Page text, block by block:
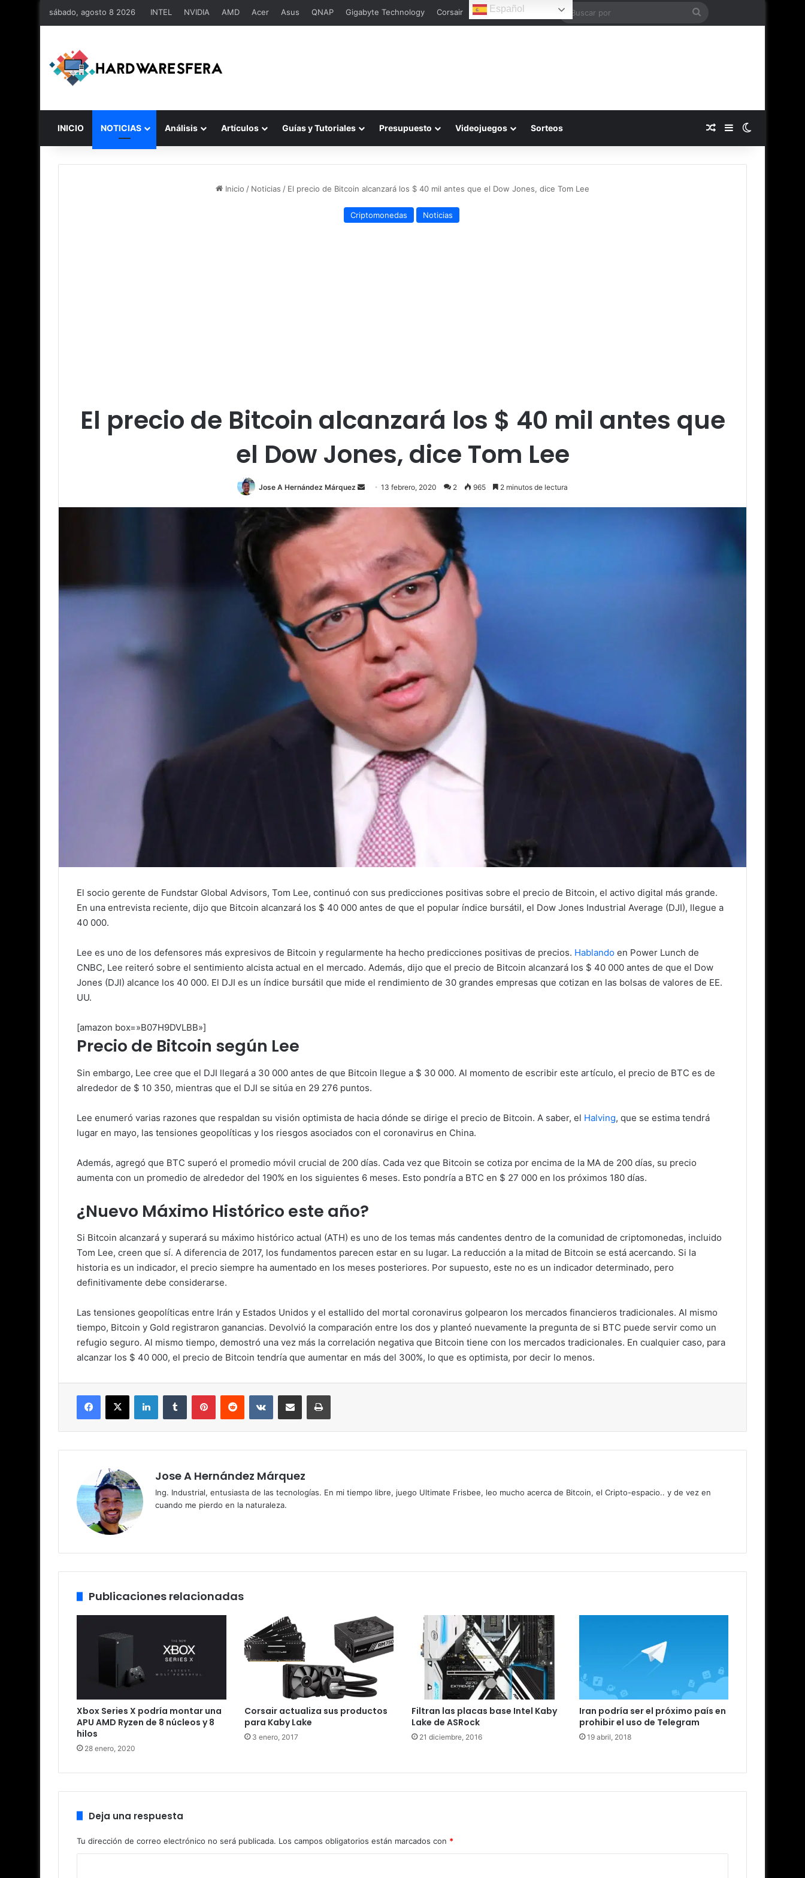
sábado, agosto 8 2026 INTEL NVIDIA AMD Acer Asus QNAP Gigabyte Technology Corsair Español
Buscar
INICIO NOTICIAS Análisis Artículos Guías y Tutoriales Presupuesto Videojuegos Sorteos Publicación al azar
Barra lateral
Inicio / Noticias / El precio de Bitcoin alcanzará los $ 40 mil antes que el Dow Jones, dice Tom Lee
Criptomonedas Noticias
El precio de Bitcoin alcanzará los $ 40 mil antes que
el Dow Jones, dice Tom Lee
Jose A Hernández Márquez
Send13 febrero, 2020 2 965 2 minutos de lectura
El socio gerente de Fundstar Global Advisors, Tom Lee, continuó con sus predicciones positivas sobre el precio de Bitcoin, el activo digital más grande.
En una entrevista reciente, dijo que Bitcoin alcanzará los $ 40 000 antes de que el popular índice bursátil, el Dow Jones Industrial Average (DJI), llegue a
40 000.
Lee es uno de los defensores más expresivos de Bitcoin y regularmente ha hecho predicciones positivas de precios. Hablando en Power Lunch de
CNBC, Lee reiteró sobre el sentimiento alcista actual en el mercado. Además, dijo que el precio de Bitcoin alcanzará los $ 40 000 antes de que el Dow
Jones (DJI) alcance los 40 000. El DJI es un índice bursátil que mide el rendimiento de 30 grandes empresas que cotizan en las bolsas de valores de EE.
UU.
[amazon box=»B07H9DVLBB»]
Precio de Bitcoin según Lee
Sin embargo, Lee cree que el DJI llegará a 30 000 antes de que Bitcoin llegue a $ 30 000. Al momento de escribir este artículo, el precio de BTC es de
alrededor de $ 10 350, mientras que el DJI se sitúa en 29 276 puntos.
Lee enumeró varias razones que respaldan su visión optimista de hacia dónde se dirige el precio de Bitcoin. A saber, el Halving, que se estima tendrá
lugar en mayo, las tensiones geopolíticas y los riesgos asociados con el coronavirus en China.
Además, agregó que BTC superó el promedio móvil crucial de 200 días. Cada vez que Bitcoin se cotiza por encima de la MA de 200 días, su precio
aumenta con un promedio de alrededor del 190% en los siguientes 6 meses. Esto pondría a BTC en $ 27 000 en los próximos 180 días.
¿Nuevo Máximo Histórico este año?
Si Bitcoin alcanzará y superará su máximo histórico actual (ATH) es uno de los temas más candentes dentro de la comunidad de criptomonedas, incluido
Tom Lee, creen que sí. A diferencia de 2017, los fundamentos parecen estar en su lugar. La reducción a la mitad de Bitcoin se está acercando. Si la
historia es un indicador, el precio siempre ha aumentado en los meses posteriores. Por supuesto, este no es un indicador determinado, pero
definitivamente debe considerarse.
Las tensiones geopolíticas entre Irán y Estados Unidos y el estallido del mortal coronavirus golpearon los mercados financieros tradicionales. Al mismo
tiempo, Bitcoin y Gold registraron ganancias. Devolvió la comparación entre los dos y planteó nuevamente la pregunta de si BTC puede servir como un
refugio seguro. Al mismo tiempo, demostró una vez más la correlación negativa que Bitcoin tiene con los mercados tradicionales. En cualquier caso, para
alcanzar los $ 40 000, el precio de Bitcoin tendría que aumentar en más del 300%, lo que es optimista, por decir lo menos.
Facebook
X LinkedInTumblr PinterestReddit VKontakteCompartir por correo electrónicoImprimir
Jose A Hernández Márquez
Ing. Industrial, entusiasta de las tecnologías. En mi tiempo libre, juego Ultimate Frisbee, leo mucho acerca de Bitcoin, el Cripto-espacio.. y de vez en
cuando me pierdo en la naturaleza.
Publicaciones relacionadas
Xbox Series X podría montar una
APU AMD Ryzen de 8 núcleos y 8
hilos
28 enero, 2020
Corsair actualiza sus productos
para Kaby Lake
3 enero, 2017
Filtran las placas base Intel Kaby
Lake de ASRock
21 diciembre, 2016
Iran podría ser el próximo país en
prohibir el uso de Telegram
19 abril, 2018
Deja una respuesta
Tu dirección de correo electrónico no será publicada. Los campos obligatorios están marcados con *